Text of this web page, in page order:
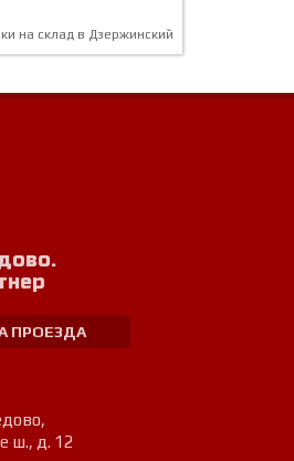
на склад в Дзержинский
ПРОЕЗДА
,
ш., д. 12